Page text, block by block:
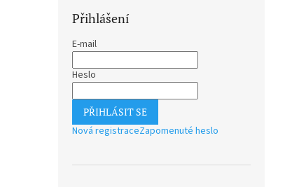
Přihlášení
E-mail
Heslo
PŘIHLÁSIT SE
Nová registraceZapomenuté heslo